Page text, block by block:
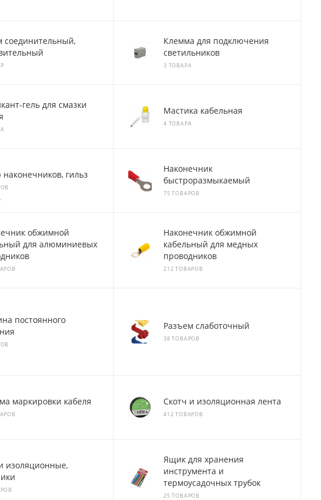
соединительный,
Клемма для подключения
светильников
3 ТОВАРА
гель для смазки
Мастика кабельная
4 ТОВАРА
наконечников, гильз
Наконечник
быстроразмыкаемый
75 ТОВАРОВ
обжимной
для алюминиевых
Наконечник обжимной
кабельный для медных
проводников
212 ТОВАРОВ
постоянного
Разъем слаботочный
38 ТОВАРОВ
маркировки кабеля Скотч и изоляционная лента
412 ТОВАРОВ
изоляционные,
Ящик для хранения
инструмента и
термоусадочных трубок
25 ТОВАРОВ